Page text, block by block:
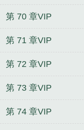
第 70 章VIP
第 71 章VIP
第 72 章VIP
第 73 章VIP
第 74 章VIP